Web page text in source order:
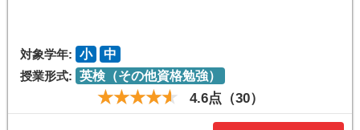
対象学年: 小
中
授業形式: 英検（その他資格勉強）
4.6点（30）